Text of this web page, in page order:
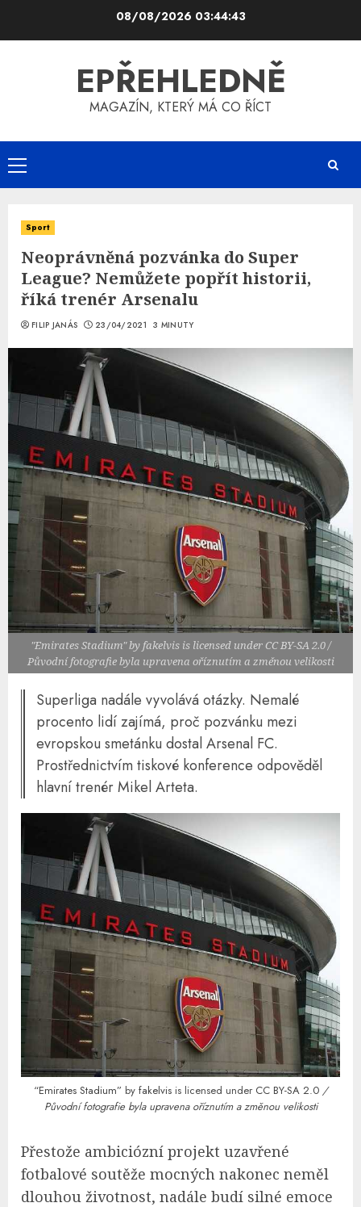
08/08/2026 03:44:43
EPŘEHLEDNĚ
MAGAZÍN, KTERÝ MÁ CO ŘÍCT
Primary
Menu
Sport
Neoprávněná pozvánka do Super
League? Nemůžete popřít historii,
říká trenér Arsenalu
FILIP JANÁS 23/04/2021 3 MINUTY
"Emirates Stadium" by fakelvis is licensed under CC BY-SA 2.0 /
Původní fotografie byla upravena oříznutím a změnou velikosti
Superliga nadále vyvolává otázky. Nemalé
procento lidí zajímá, proč pozvánku mezi
evropskou smetánku dostal Arsenal FC.
Prostřednictvím tiskové konference odpověděl
hlavní trenér Mikel Arteta.
“Emirates Stadium” by fakelvisis licensed under CC BY-SA 2.0 /
Původní fotografie byla upravena oříznutím a změnou velikosti
Přestože ambiciózní projekt uzavřené
fotbalové soutěže mocných nakonec neměl
dlouhou životnost, nadále budí silné emoce